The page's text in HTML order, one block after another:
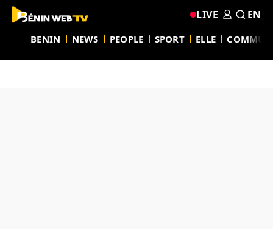
BENIN NEWS PEOPLE SPORT ELLE
LIVE EN